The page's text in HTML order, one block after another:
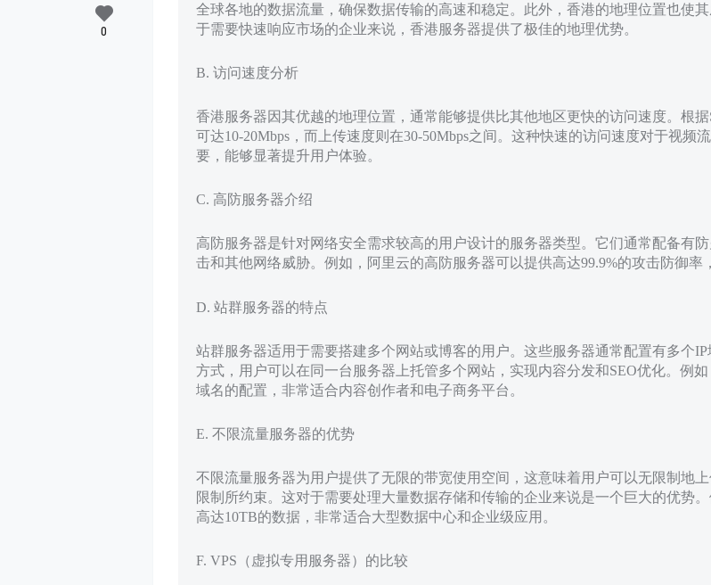
全球各地的数据流量，确保数据传输的高速和稳定。此外，香港的地理位置也使
于需要快速响应市场的企业来说，香港服务器提供了极佳的地理优势。
B. 访问速度分析
香港服务器因其优越的地理位置，通常能够提供比其他地区更快的访问速度。根
可达10-20Mbps，而上传速度则在30-50Mbps之间。这种快速的访问速度对于视频
要，能够显著提升用户体验。
C. 高防服务器介绍
高防服务器是针对网络安全需求较高的用户设计的服务器类型。它们通常配备有
击和其他网络威胁。例如，阿里云的高防服务器可以提供高达99.9%的攻击防御率
D. 站群服务器的特点
站群服务器适用于需要搭建多个网站或博客的用户。这些服务器通常配置有多个
方式，用户可以在同一台服务器上托管多个网站，实现内容分发和SEO优化。例
域名的配置，非常适合内容创作者和电子商务平台。
E. 不限流量服务器的优势
不限流量服务器为用户提供了无限的带宽使用空间，这意味着用户可以无限制地
限制所约束。这对于需要处理大量数据存储和传输的企业来说是一个巨大的优势
高达10TB的数据，非常适合大型数据中心和企业级应用。
F. VPS（虚拟专用服务器）的比较
0